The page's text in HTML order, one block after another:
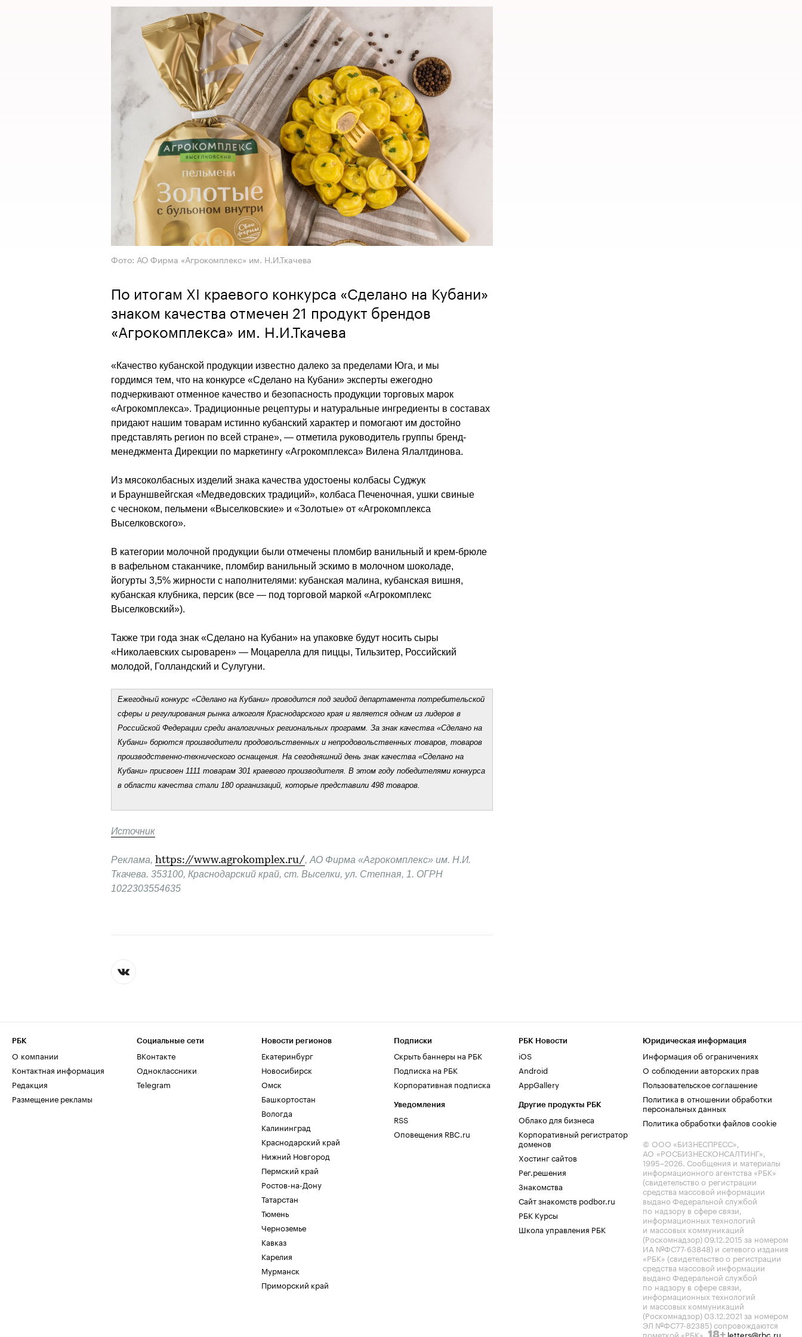
Фото: АО Фирма «Агрокомплекс» им. Н.И.Ткачева
По итогам XI краевого конкурса «Сделано на Кубани»
знаком качества отмечен 21 продукт брендов
«Агрокомплекса» им. Н.И.Ткачева
«Качество кубанской продукции известно далеко за пределами Юга, и мы
гордимся тем, что на конкурсе «Сделано на Кубани» эксперты ежегодно
подчеркивают отменное качество и безопасность продукции торговых марок
«Агрокомплекса». Традиционные рецептуры и натуральные ингредиенты в составах
придают нашим товарам истинно кубанский характер и помогают им достойно
представлять регион по всей стране», — отметила руководитель группы бренд-
менеджмента Дирекции по маркетингу «Агрокомплекса» Вилена Ялалтдинова.
Из мясоколбасных изделий знака качества удостоены колбасы Cуджук
и Брауншвейгская «Медведовских традиций», колбаса Печеночная, ушки свиные
с чесноком, пельмени «Выселковские» и «Золотые» от «Агрокомплекса
Выселковского».
В категории молочной продукции были отмечены пломбир ванильный и крем-брюле
в вафельном стаканчике, пломбир ванильный эскимо в молочном шоколаде,
йогурты 3,5% жирности с наполнителями: кубанская малина, кубанская вишня,
кубанская клубника, персик (все — под торговой маркой «Агрокомплекс
Выселковский»).
Также три года знак «Сделано на Кубани» на упаковке будут носить сыры
«Николаевских сыроварен» — Моцарелла для пиццы, Тильзитер, Российский
молодой, Голландский и Сулугуни.
Ежегодный конкурс «Сделано на Кубани» проводится под эгидой департамента потребительской
сферы и регулирования рынка алкоголя Краснодарского края и является одним из лидеров в
Российской Федерации среди аналогичных региональных программ. За знак качества «Сделано на
Кубани» борются производители продовольственных и непродовольственных товаров, товаров
производственно-технического оснащения. На сегодняшний день знак качества «Сделано на
Кубани» присвоен 1111 товарам 301 краевого производителя. В этом году победителями конкурса
в области качества стали 180 организаций, которые представили 498 товаров.
Источник
Реклама, https://www.agrokomplex.ru/, АО Фирма «Агрокомплекс» им. Н.И.
Ткачева. 353100, Краснодарский край, ст. Выселки, ул. Степная, 1. ОГРН
1022303554635
РБК
О компании
Контактная информация
Редакция
Размещение рекламы
Социальные сети
ВКонтакте
Одноклассники
Telegram
Новости регионов
Екатеринбург
Новосибирск
Омск
Башкортостан
Вологда
Калининград
Краснодарский край
Нижний Новгород
Пермский край
Ростов-на-Дону
Татарстан
Тюмень
Черноземье
Кавказ
Карелия
Мурманск
Приморский край
Подписки
Скрыть баннеры на РБК
Подписка на РБК
Корпоративная подписка
Уведомления
RSS
Оповещения RBC.ru
РБК Новости
iOS
Android
AppGallery
Другие продукты РБК
Облако для бизнеса
Корпоративный регистратор
доменов
Хостинг сайтов
Рег.решения
Знакомства
Сайт знакомств podbor.ru
РБК Курсы
Школа управления РБК
Юридическая информация
Информация об ограничениях
О соблюдении авторских прав
Пользовательское соглашение
Политика в отношении обработки
персональных данных
Политика обработки файлов cookie
© ООО «БИЗНЕСПРЕСС»,
АО «РОСБИЗНЕСКОНСАЛТИНГ»,
1995–2026. Сообщения и материалы
информационного агентства «РБК»
(свидетельство о регистрации
средства массовой информации
выдано Федеральной службой
по надзору в сфере связи,
информационных технологий
и массовых коммуникаций
(Роскомнадзор) 09.12.2015 за номером
ИА №ФС77-63848) и сетевого издания
«РБК» (свидетельство о регистрации
средства массовой информации
выдано Федеральной службой
по надзору в сфере связи,
информационных технологий
и массовых коммуникаций
(Роскомнадзор) 03.12.2021 за номером
ЭЛ №ФС77-82385) сопровождаются
пометкой «РБК». 18+ letters@rbc.ru